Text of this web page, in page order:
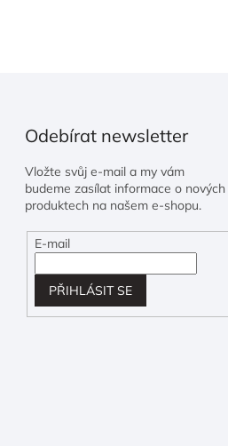
Odebírat newsletter
Vložte svůj e-mail a my vám
budeme zasílat informace o nových
produktech na našem e-shopu.
E-mail
PŘIHLÁSIT SE